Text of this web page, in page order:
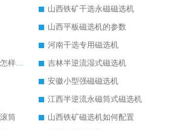
山西铁矿干选永磁磁选机
山西平板磁选机的参数
河南干选专用磁选机
贵州矿山用干选磁选机怎样调磁
吉林半逆流湿式磁选机
安徽小型强磁磁选机
江西半逆流永磁筒式磁选机
筒
山西铁矿磁选机如何配置